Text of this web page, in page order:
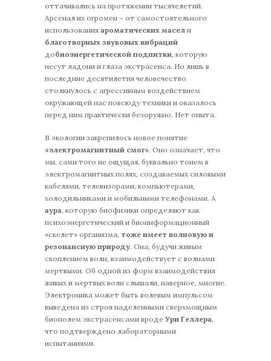
оттачивались на протяжении тысячелетий.
Арсенал их огромен – от самостоятельного
использования ароматических масел и
благотворных звуковых вибраций
добиоэнергетической подпитки, которую
несут ладони и глаза экстрасенса. Но лишь в
последние десятилетия человечество
столкнулось с агрессивным воздействием
окружающей нас повсюду техники и оказалось
перед ним практически безоружно. Нет опыта.
В экологии закрепилось новое понятие
«электромагнитный смог». Оно означает, что
мы, сами того не ощущая, буквально тонем в
электромагнитных полях, создаваемых силовыми
кабелями, телевизорами, компьютерами,
холодильниками и мобильными телефонами. А
аура, которую биофизики определяют как
психоэнергетический и биоинформационный
«скелет» организма, тоже имеет волновую и
резонансную природу. Она, будучи живым
скоплением волн, взаимодействует с волнами
мертвыми. Об одной из форм взаимодействия
живых и мертвых волн слышали, наверное, многие.
Электроника может быть волевым импульсом
выведена из строя наделенными сверхмощным
биополем экстрасенсами вроде Ури Геллера,
что подтверждено лабораторными
испытаниями.